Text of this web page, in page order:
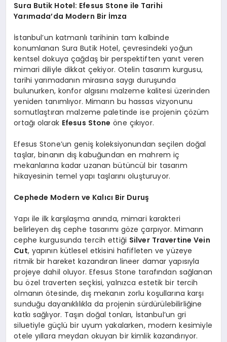
Sura Butik Hotel: Efesus Stone ile Tarihi
Yarımada’da Modern Bir İmza
İstanbul’un katmanlı tarihinin tam kalbinde
konumlanan Sura Butik Hotel, çevresindeki yoğun
kentsel dokuya çağdaş bir perspektiften yanıt veren
mimari diliyle dikkat çekiyor. Otelin tasarım kurgusu,
tarihi yarımadanın mirasına saygı duruşunda
bulunurken, konfor algısını malzeme kalitesi üzerinden
yeniden tanımlıyor. Mimarın bu hassas vizyonunu
somutlaştıran malzeme paletinde ise projenin çözüm
ortağı olarak Efesus Stone öne çıkıyor.
Efesus Stone’un geniş koleksiyonundan seçilen doğal
taşlar, binanın dış kabuğundan en mahrem iç
mekanlarına kadar uzanan bütüncül bir tasarım
hikayesinin temel yapı taşlarını oluşturuyor.
Cephede Modern ve Kalıcı Bir Duruş
Yapı ile ilk karşılaşma anında, mimari karakteri
belirleyen dış cephe tasarımı göze çarpıyor. Mimarın
cephe kurgusunda tercih ettiği Silver Travertine Vein
Cut, yapının kütlesel etkisini hafifleten ve yüzeye
ritmik bir hareket kazandıran lineer damar yapısıyla
projeye dahil oluyor. Efesus Stone tarafından sağlanan
bu özel traverten seçkisi, yalnızca estetik bir tercih
olmanın ötesinde, dış mekanın zorlu koşullarına karşı
sunduğu dayanıklılıkla da projenin sürdürülebilirliğine
katkı sağlıyor. Taşın doğal tonları, İstanbul’un gri
siluetiyle güçlü bir uyum yakalarken, modern kesimiyle
otele yıllara meydan okuyan bir kimlik kazandırıyor.